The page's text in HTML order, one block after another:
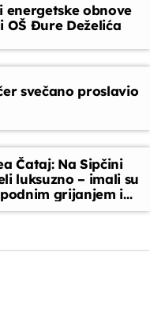
energetske obnove
OŠ Đure Deželića
svečano proslavio
Čataj: Na Sipčini
luksuzno – imali su
grijanjem i